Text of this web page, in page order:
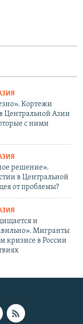
Кортежи
Центральной Азии
с ними
решение».
в Центральной
от проблемы?
и
Мигранты
кризисе в России